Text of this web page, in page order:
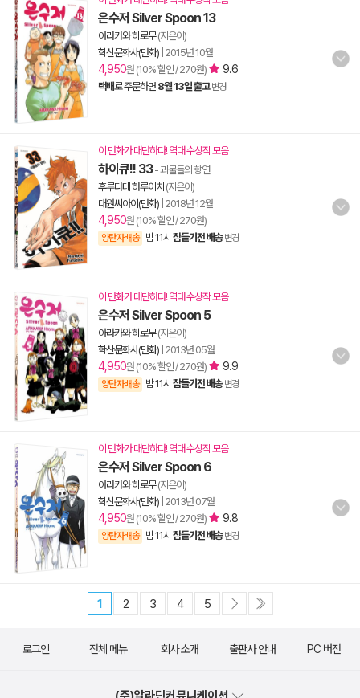
은수저 Silver Spoon 13
아라카와 히로무(지은이)
학산문화사(만화) 2015년 10월
4,950원 (10% 할인 / 270원) 9.6
택배로 주문하면 8월 13일 출고 변경
이 만화가 대단하다! 역대 수상작 모음
하이큐!! 33- 괴물들의 향연
후루다테 하루이치 (지은이)
대원씨아이(만화) 2018년 12월
4,950원 (10% 할인 / 270원)
양탄자배송 밤 11시 잠들기전 배송 변경
이 만화가 대단하다! 역대 수상작 모음
은수저 Silver Spoon 5
아라카와 히로무(지은이)
학산문화사(만화) 2013년 05월
4,950원 (10% 할인 / 270원) 9.9
양탄자배송 밤 11시 잠들기전 배송 변경
이 만화가 대단하다! 역대 수상작 모음
은수저 Silver Spoon 6
아라카와 히로무(지은이)
학산문화사(만화) 2013년 07월
4,950원 (10% 할인 / 270원) 9.8
양탄자배송 밤 11시 잠들기전 배송 변경
1 2 3 4 5
로그인 전체 메뉴 회사 소개 출판사 안내 PC 버전